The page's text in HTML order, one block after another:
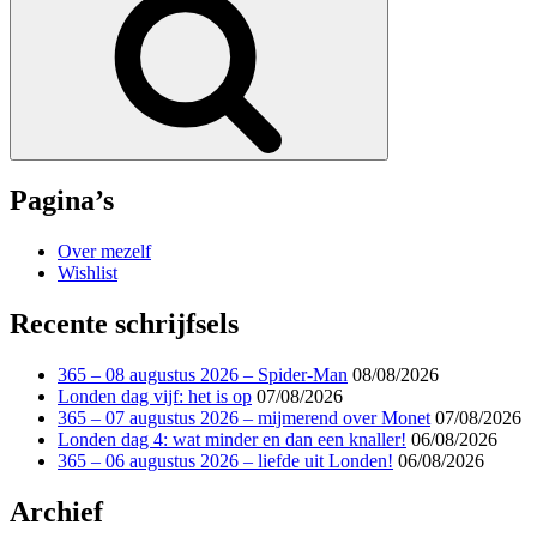
Pagina’s
Over mezelf
Wishlist
Recente schrijfsels
365 – 08 augustus 2026 – Spider-Man 08/08/2026
Londen dag vijf: het is op 07/08/2026
365 – 07 augustus 2026 – mijmerend over Monet 07/08/2026
Londen dag 4: wat minder en dan een knaller! 06/08/2026
365 – 06 augustus 2026 – liefde uit Londen! 06/08/2026
Archief